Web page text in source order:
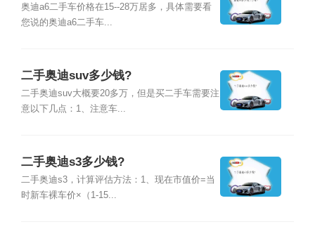
奥迪a6二手车价格在15--28万居多，具体需要看
您说的奥迪a6二手车...
二手奥迪suv多少钱?
二手奥迪suv大概要20多万，但是买二手车需要注
意以下几点：1、注意车...
二手奥迪s3多少钱?
二手奥迪s3，计算评估方法：1、现在市值价=当
时新车裸车价×（1-15...